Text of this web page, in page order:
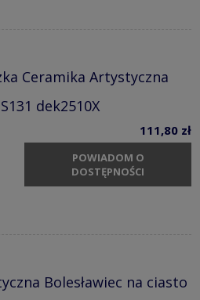
Ceramika Artystyczna
dek2510X
111,80 zł
POWIADOM O
DOSTĘPNOŚCI
Bolesławiec na ciasto